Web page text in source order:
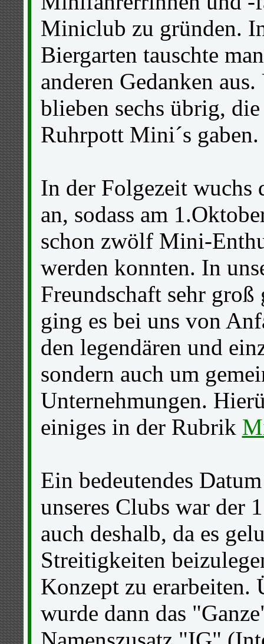
Miniclub zu gründen.
Biergarten tauschte
anderen Gedanken
blieben sechs übrig,
Ruhrpott Mini´s gaben.
In der Folgezeit
an, sodass am
schon zwölf Mini-
werden konnten. In
Freundschaft sehr groß
ging es bei uns von
den legendären und
sondern auch um
Unternehmungen.
einiges in der Rubrik
Ein bedeutendes
unseres Clubs war der
auch deshalb, da es
Streitigkeiten
Konzept zu erarbeiten.
wurde dann das